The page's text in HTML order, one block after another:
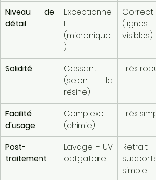
Niveau de
détail
Exceptionne
l
(micronique
)
Correct
(lignes
visibles)
Solidité
Cassant
(selon la
résine)
Très
Facilité
d'usage
Complexe
(chimie)
Très
Post-
traitement
Lavage + UV
obligatoire
Retrait
supports
simple